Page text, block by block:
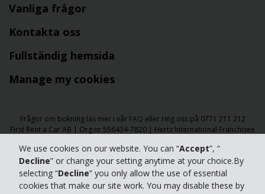
We use cookies on our website. You can “Accept”, “
Decline” or change your setting anytime at your choice.By
selecting “Decline” you only allow the use of essential
cookies that make our site work. You may disable these by
Vanliga frågor
Kontakta oss
Fullständig hemsida
Manage my cookies
Frågor om bokning läs mer i vår FAQ eller ring oss på 0771 211 212
First Rent a Car AB | Org.nr 556434-7820 | Hertz International Franchisee
​​© 2026 The Hertz Corporation - All Rights Reserved.
Användarvillkor|Integritetspolicy|Tillgänglighet|
Hantera cookies